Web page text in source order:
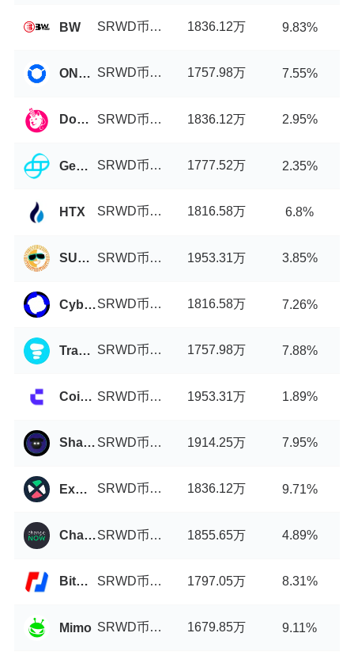
BW SRWD币/USDT 1836.12万 9.83%
ONUS Pro SRWD币/USDT 1757.98万 7.55%
DogeSwap SRWD币/USDT 1836.12万 2.95%
Gemini SRWD币/USDT 1777.52万 2.35%
HTX SRWD币/USDT 1816.58万 6.8%
SUN.io SRWD币/USDT 1953.31万 3.85%
Cyberperp SRWD币/USDT 1816.58万 7.26%
Tranquil Finance SRWD币/USDT 1757.98万 7.88%
Coinw SRWD币/USDT 1953.31万 1.89%
ShadowSwap SRWD币/USDT 1914.25万 7.95%
ExMarkets SRWD币/USDT 1836.12万 9.71%
ChangeNOW SRWD币/USDT 1855.65万 4.89%
BitMEX SRWD币/USDT 1797.05万 8.31%
Mimo SRWD币/USDT 1679.85万 9.11%